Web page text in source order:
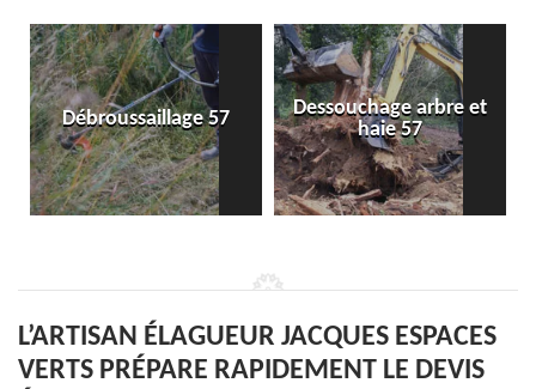
Débroussaillage 57
Dessouchage arbre et
haie 57
L’ARTISAN ÉLAGUEUR JACQUES ESPACES
VERTS PRÉPARE RAPIDEMENT LE DEVIS